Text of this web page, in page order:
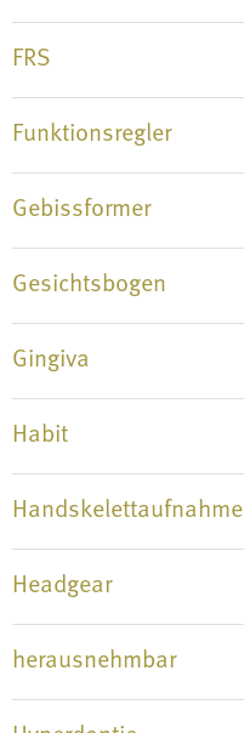
FRS
Funktionsregler
Gebissformer
Gesichtsbogen
Gingiva
Habit
Handskelettaufnahme
Headgear
herausnehmbar